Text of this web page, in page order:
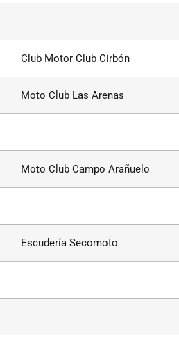
Club Motor Club Cirbón
Moto Club Las Arenas
Moto Club Campo Arañuelo
Escudería Secomoto